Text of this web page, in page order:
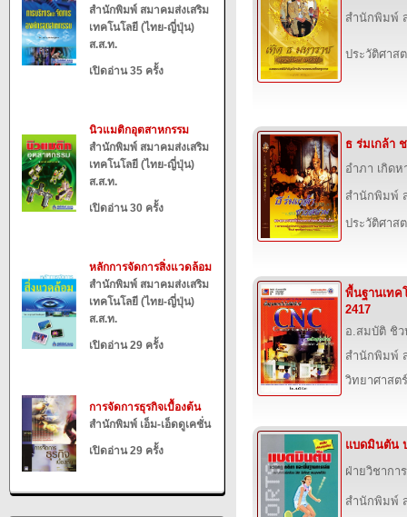
สำนักพิมพ์ สมาคมส่งเสริม
เทคโนโลยี (ไทย-ญี่ปุ่น)
ส.ส.ท.
เปิดอ่าน 35 ครั้ง
นิวแมติกอุตสาหกรรม
สำนักพิมพ์ สมาคมส่งเสริม
เทคโนโลยี (ไทย-ญี่ปุ่น)
ส.ส.ท.
เปิดอ่าน 30 ครั้ง
หลักการจัดการสิ่งแวดล้อม
สำนักพิมพ์ สมาคมส่งเสริม
เทคโนโลยี (ไทย-ญี่ปุ่น)
ส.ส.ท.
เปิดอ่าน 29 ครั้ง
การจัดการธุรกิจเบื้องต้น
สำนักพิมพ์ เอ็ม-เอ็ดดูเคชั่น
เปิดอ่าน 29 ครั้ง
สำนักพิมพ์
ประวัติศาส
ธ ร่มเกล้า
อำภา เกิด
สำนักพิมพ์
ประวัติศาส
พื้นฐานเทค
2417
อ.สมบัติ ชิว
สำนักพิมพ์
วิทยาศาสตร์
แบดมินตัน
ฝ่ายวิชากา
สำนักพิมพ์